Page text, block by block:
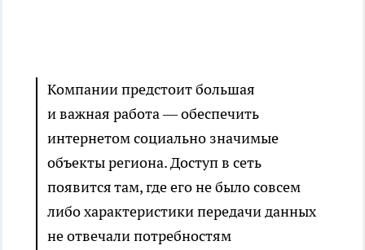
Компании предстоит большая
и важная работа — обеспечить
интернетом социально значимые
объекты региона. Доступ в сеть
появится там, где его не было совсем
либо характеристики передачи данных
не отвечали потребностям